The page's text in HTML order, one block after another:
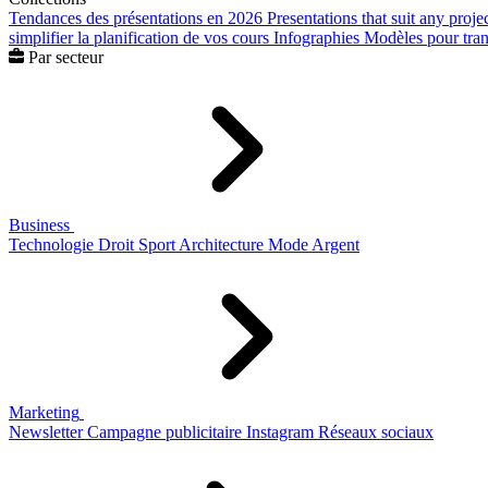
Tendances des présentations en 2026 Presentations that suit any
simplifier la planification de vos cours Infographies Modèles pour
Par secteur
Business
Technologie Droit Sport Architecture Mode Argent
Marketing
Newsletter Campagne publicitaire Instagram Réseaux sociaux